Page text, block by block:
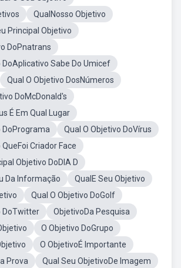
QualNosso Objetivo
Principal Objetivo
DoPnatrans
DoAplicativo Sabe Do Umicef
Qual O Objetivo DosNúmeros
DoMcDonald's
É Em Qual Lugar
DoPrograma
Qual O Objetivo DoVírus
Criador Face
Objetivo DoDIA D
Da Informação
QualE Seu Objetivo
Qual O Objetivo DoGolf
DoTwitter
ObjetivoDa Pesquisa
O Objetivo DoGrupo
O ObjetivoÉ Importante
Prova
Qual Seu ObjetivoDe Imagem